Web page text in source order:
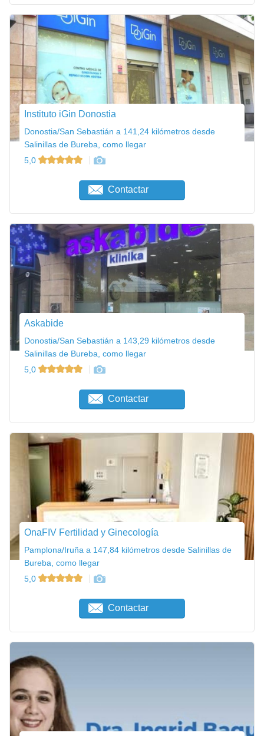
Instituto iGin Donostia
Donostia/San Sebastián a 141,24 kilómetros desde
Salinillas de Bureba, como llegar
5,0
Contactar
Askabide
Donostia/San Sebastián a 143,29 kilómetros desde
Salinillas de Bureba, como llegar
5,0
Contactar
OnaFIV Fertilidad y Ginecología
Pamplona/Iruña a 147,84 kilómetros desde Salinillas de
Bureba, como llegar
5,0
Contactar